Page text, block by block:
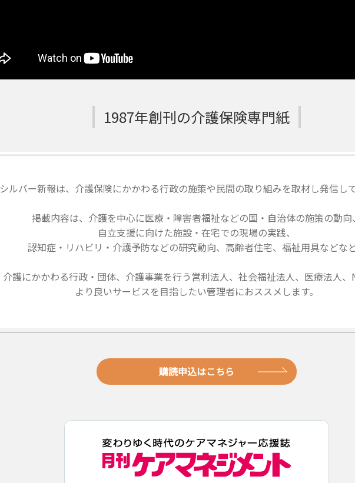
1987年創刊の介護保険専門紙
シルバー新報は、介護保険にかかわる行政の施策や民間の取り組みを取材し発信して
掲載内容は、介護を中心に医療・障害者福祉などの国・自治体の施策の動向、
自立支援に向けた施設・在宅での現場の実践、
認知症・リハビリ・介護予防などの研究動向、高齢者住宅、福祉用具などなど
介護にかかわる行政・団体、介護事業を行う営利法人、社会福祉法人、医療法人、
より良いサービスを目指したい管理者におススメします。
購読申込はこちら